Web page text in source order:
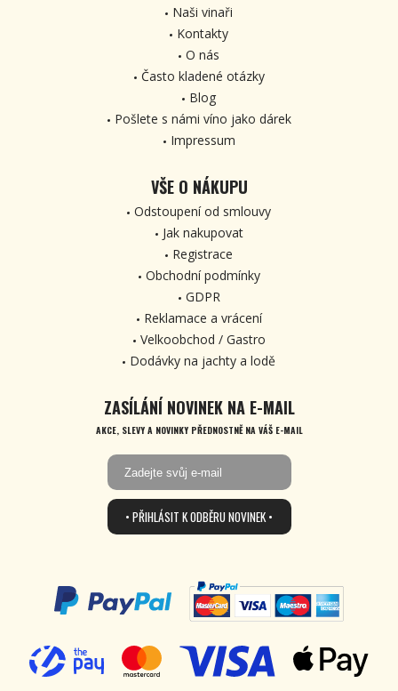
Naši vinaři
Kontakty
O nás
Často kladené otázky
Blog
Pošlete s námi víno jako dárek
Impressum
VŠE O NÁKUPU
Odstoupení od smlouvy
Jak nakupovat
Registrace
Obchodní podmínky
GDPR
Reklamace a vrácení
Velkoobchod / Gastro
Dodávky na jachty a lodě
ZASÍLÁNÍ NOVINEK NA E-MAIL
AKCE, SLEVY A NOVINKY PŘEDNOSTNĚ NA VÁŠ E-MAIL
• PŘIHLÁSIT K ODBĚRU NOVINEK •